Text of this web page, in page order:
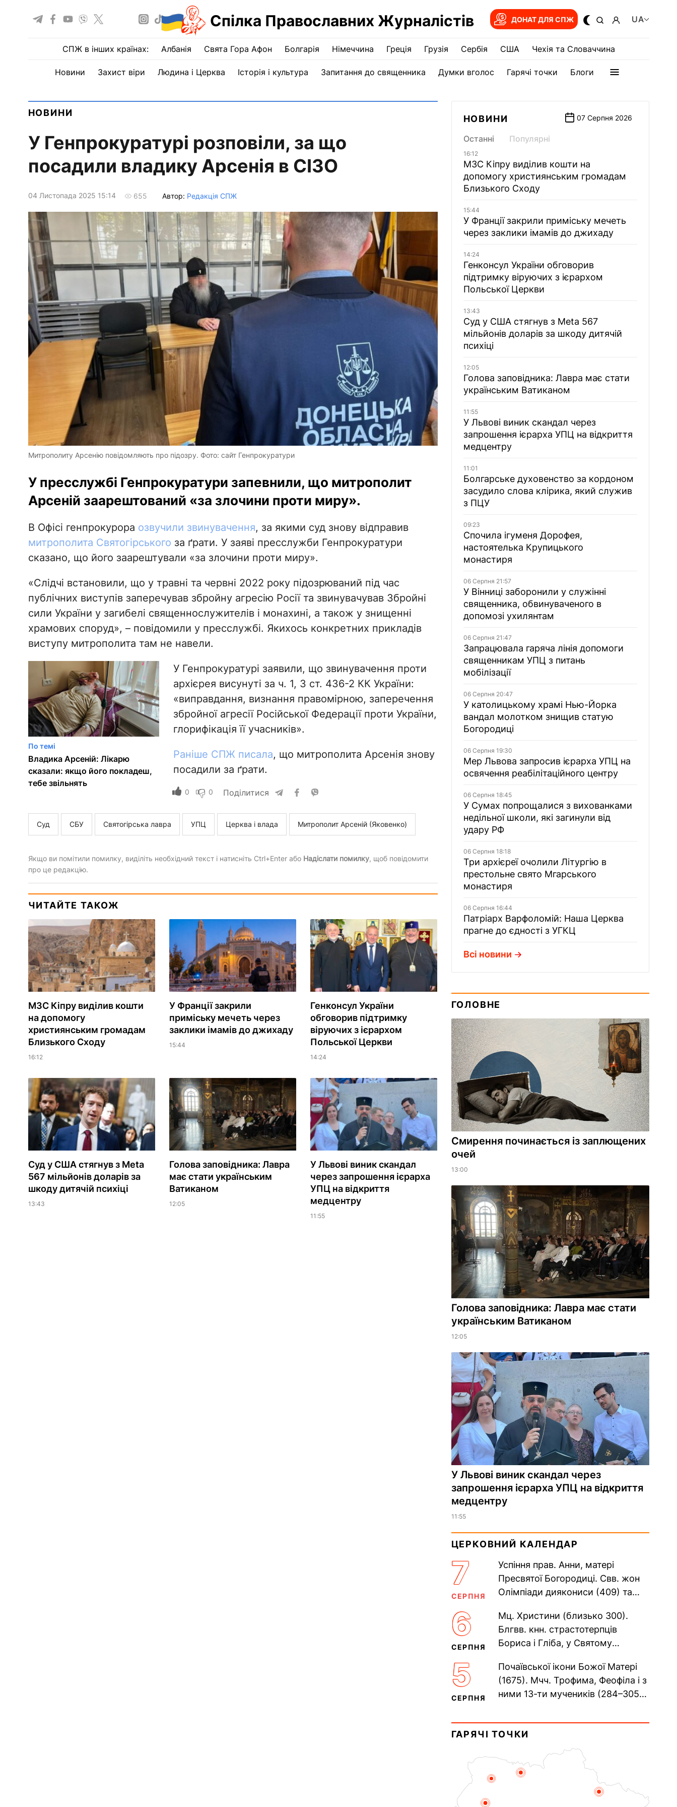
Спілка Православних Журналістів ДОНАТ ДЛЯ СПЖ UA
СПЖ в інших країнах: Албанія Свята Гора Афон Болгарія Німеччина Греція Грузія Сербія США Чехія та Словаччина
Новини Захист віри Людина і Церква Історія і культура Запитання до священника Думки вголос Гарячі точки Блоги
НОВИНИ
У Генпрокуратурі розповіли, за що
посадили владику Арсенія в СІЗО
04 Листопада 2025 15:14 655 Автор: Редакція СПЖ
Митрополиту Арсенію повідомляють про підозру. Фото: сайт Генпрокуратури
У пресслужбі Генпрокуратури запевнили, що митрополит
Арсеній заарештований «за злочини проти миру».
В Офісі генпрокурора озвучили звинувачення, за якими суд знову відправив
митрополита Святогірського за ґрати. У заяві пресслужби Генпрокуратури
сказано, що його заарештували «за злочини проти миру».
«Слідчі встановили, що у травні та червні 2022 року підозрюваний під час
публічних виступів заперечував збройну агресію Росії та звинувачував Збройні
сили України у загибелі священнослужителів і монахині, а також у знищенні
храмових споруд», – повідомили у пресслужбі. Якихось конкретних прикладів
виступу митрополита там не навели.
По темі
Владика Арсеній: Лікарю
сказали: якщо його покладеш,
тебе звільнять
У Генпрокуратурі заявили, що звинувачення проти
архієрея висунуті за ч. 1, 3 ст. 436-2 КК України:
«виправдання, визнання правомірною, заперечення
збройної агресії Російської Федерації проти України,
глорифікація її учасників».
Раніше СПЖ писала, що митрополита Арсенія знову
посадили за ґрати.
0 0 Поділитися
Суд СБУ Святогірська лавра УПЦ Церква і влада Митрополит Арсеній (Яковенко)
Якщо ви помітили помилку, виділіть необхідний текст і натисніть Ctrl+Enter або Надіслати помилку, щоб повідомити
про це редакцію.
ЧИТАЙТЕ ТАКОЖ
МЗС Кіпру виділив кошти
на допомогу
християнським громадам
Близького Сходу
16:12
У Франції закрили
приміську мечеть через
заклики імамів до джихаду
15:44
Генконсул України
обговорив підтримку
віруючих з ієрархом
Польської Церкви
14:24
Суд у США стягнув з Meta
567 мільйонів доларів за
шкоду дитячій психіці
13:43
Голова заповідника: Лавра
має стати українським
Ватиканом
12:05
У Львові виник скандал
через запрошення ієрарха
УПЦ на відкриття
медцентру
11:55
НОВИНИ 07 Серпня 2026
Останні Популярні
16:12
МЗС Кіпру виділив кошти на
допомогу християнським громадам
Близького Сходу
15:44
У Франції закрили приміську мечеть
через заклики імамів до джихаду
14:24
Генконсул України обговорив
підтримку віруючих з ієрархом
Польської Церкви
13:43
Суд у США стягнув з Meta 567
мільйонів доларів за шкоду дитячій
психіці
12:05
Голова заповідника: Лавра має стати
українським Ватиканом
11:55
У Львові виник скандал через
запрошення ієрарха УПЦ на відкриття
медцентру
11:01
Болгарське духовенство за кордоном
засудило слова клірика, який служив
з ПЦУ
09:23
Спочила ігуменя Дорофея,
настоятелька Крупицького
монастиря
06 Серпня 21:57
У Вінниці заборонили у служінні
священника, обвинуваченого в
допомозі ухилянтам
06 Серпня 21:47
Запрацювала гаряча лінія допомоги
священникам УПЦ з питань
мобілізації
06 Серпня 20:47
У католицькому храмі Нью-Йорка
вандал молотком знищив статую
Богородиці
06 Серпня 19:30
Мер Львова запросив ієрарха УПЦ на
освячення реабілітаційного центру
06 Серпня 18:45
У Сумах попрощалися з вихованками
недільної школи, які загинули від
удару РФ
06 Серпня 18:18
Три архієреї очолили Літургію в
престольне свято Мгарського
монастиря
06 Серпня 16:44
Патріарх Варфоломій: Наша Церква
прагне до єдності з УГКЦ
Всі новини
ГОЛОВНЕ
Смирення починається із заплющених
очей
13:00
Голова заповідника: Лавра має стати
українським Ватиканом
12:05
У Львові виник скандал через
запрошення ієрарха УПЦ на відкриття
медцентру
11:55
ЦЕРКОВНИЙ КАЛЕНДАР
7
СЕРПНЯ
Успіння прав. Анни, матері
Пресвятої Богородиці. Свв. жон
Олімпіади диякониси (409) та
Пам’ять V Вселенського...
6
СЕРПНЯ
Мц. Христини (близько 300).
Блгвв. кнн. страстотерпців
Бориса і Гліба, у Святому
Прп. Полікарпа, архімандрита...
5
СЕРПНЯ
Почаївської ікони Божої Матері
(1675). Мчч. Трофима, Феофіла і з
ними 13-ти мучеників (284–305).
Равенійського (близько 75)....
ГАРЯЧІ ТОЧКИ